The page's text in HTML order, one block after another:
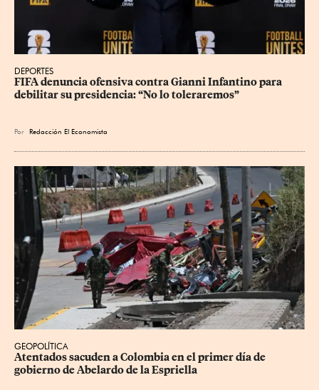
DEPORTES
FIFA denuncia ofensiva contra Gianni Infantino para
debilitar su presidencia: “No lo toleraremos”
Por Redacción El Economista
GEOPOLÍTICA
Atentados sacuden a Colombia en el primer día de
gobierno de Abelardo de la Espriella